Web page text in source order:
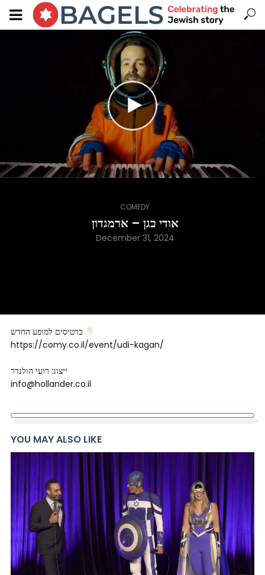
COMEDY
אודי כגן – ארמגדון
December 31, 2024
https://comy.co.il/event/udi-kagan/
ייצוג: רועי הולנדר
info@hollander.co.il
YOU MAY ALSO LIKE